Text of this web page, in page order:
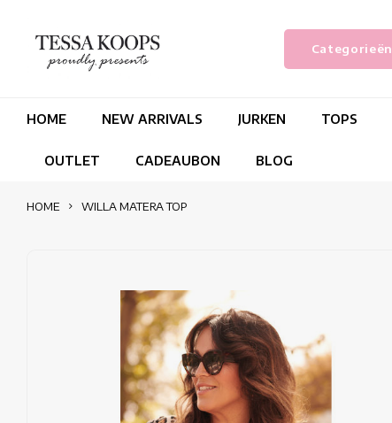
Categorieën
HOME NEW ARRIVALS JURKEN TOPS
OUTLET CADEAUBON BLOG
HOME WILLA MATERA TOP